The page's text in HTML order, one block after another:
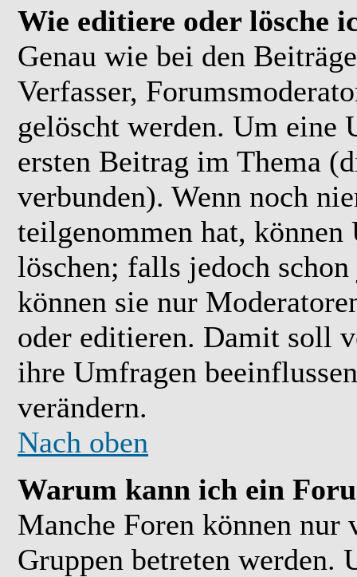
Wie editiere oder lösche
Genau wie bei den
Verfasser,
gelöscht werden. Um eine
ersten Beitrag im Thema
verbunden). Wenn noch
teilgenommen hat,
löschen; falls jedoch
können sie nur
oder editieren. Damit soll
ihre Umfragen
verändern.
Nach oben
Warum kann ich ein
Manche Foren können nur
Gruppen betreten werden.